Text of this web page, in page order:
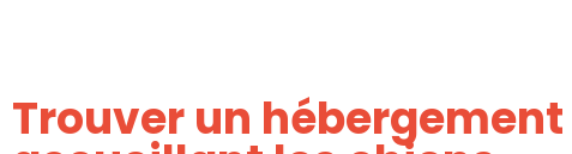
Trouver un hébergement